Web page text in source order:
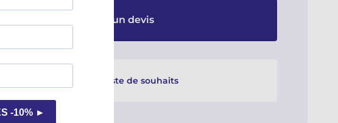
Demander un devis
Ajouter à une liste de souhaits